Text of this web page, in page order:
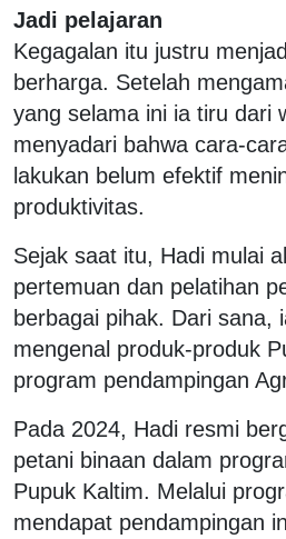
Jadi pelajaran
Kegagalan itu justru
berharga. Setelah
yang selama ini ia tiru dari
menyadari bahwa cara-
lakukan belum efektif
produktivitas.
Sejak saat itu, Hadi mulai
pertemuan dan pelatihan
berbagai pihak. Dari sana,
mengenal produk-produk
program pendampingan
Pada 2024, Hadi resmi
petani binaan dalam
Pupuk Kaltim. Melalui
mendapat pendampingan